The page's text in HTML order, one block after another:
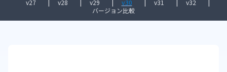
v27 | v28 | v29 | v30 | v31 | v32
|
バージョン比較